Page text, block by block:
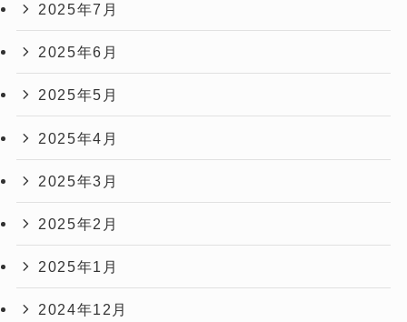
2025年7月
2025年6月
2025年5月
2025年4月
2025年3月
2025年2月
2025年1月
2024年12月